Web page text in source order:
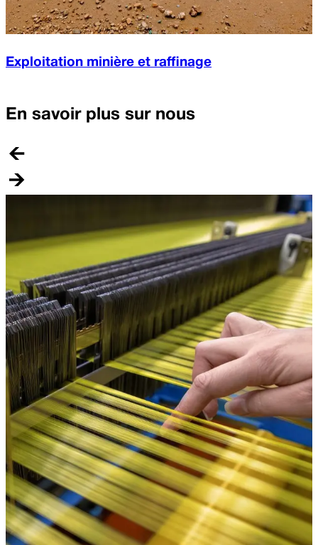
Exploitation minière et raffinage
En savoir plus sur nous